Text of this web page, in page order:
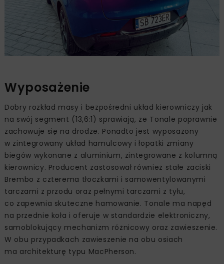
Wyposażenie
Dobry rozkład masy i bezpośredni układ kierowniczy jak
na swój segment (13,6:1) sprawiają, że Tonale poprawnie
zachowuje się na drodze. Ponadto jest wyposażony
w zintegrowany układ hamulcowy i łopatki zmiany
biegów wykonane z aluminium, zintegrowane z kolumną
kierownicy. Producent zastosował również stałe zaciski
Brembo z czterema tłoczkami i samowentylowanymi
tarczami z przodu oraz pełnymi tarczami z tyłu,
co zapewnia skuteczne hamowanie. Tonale ma napęd
na przednie koła i oferuje w standardzie elektroniczny,
samoblokujący mechanizm różnicowy oraz zawieszenie.
W obu przypadkach zawieszenie na obu osiach
ma architekturę typu MacPherson.